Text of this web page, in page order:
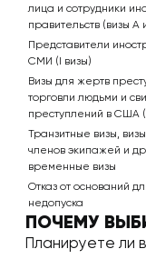
лица и сотрудники
правительств (визы A
Представители
СМИ (I визы)
Визы для жертв
торговли людьми и
преступлений в США
Транзитные визы,
членов экипажей и
временные визы
Отказ от оснований
недопуска
ПОЧЕМУ
Планируете ли